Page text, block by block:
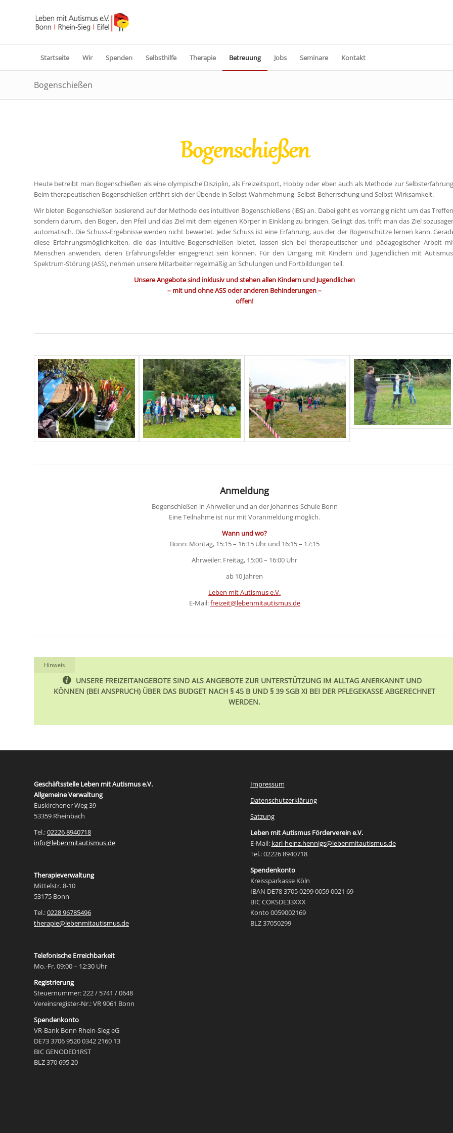
Startseite Wir Spenden Selbsthilfe Therapie Betreuung Jobs Seminare Kontakt
Bogenschießen
Heute betreibt man Bogenschießen als eine olympische Disziplin, als Freizeitsport, Hobby oder eben auch als Methode zur
Beim therapeutischen Bogenschießen erfährt sich der Übende in Selbst-Wahrnehmung, Selbst-Beherrschung und Selbst-Wirksamkeit.
Wir bieten Bogenschießen basierend auf der Methode des intuitiven Bogenschießens (iBS) an. Dabei geht es vorrangig nicht um das
sondern darum, den Bogen, den Pfeil und das Ziel mit dem eigenen Körper in Einklang zu bringen. Gelingt das, trifft man das Ziel
automatisch. Die Schuss-Ergebnisse werden nicht bewertet. Jeder Schuss ist eine Erfahrung, aus der der Bogenschütze lernen kann.
diese Erfahrungsmöglichkeiten, die das intuitive Bogenschießen bietet, lassen sich bei therapeutischer und pädagogischer Arbeit
Menschen anwenden, deren Erfahrungsfelder eingegrenzt sein können. Für den Umgang mit Kindern und Jugendlichen mit
Spektrum-Störung (ASS), nehmen unsere Mitarbeiter regelmäßig an Schulungen und Fortbildungen teil.
Unsere Angebote sind inklusiv und stehen allen Kindern und Jugendlichen
– mit und ohne ASS oder anderen Behinderungen –
offen!
Anmeldung
Bogenschießen in Ahrweiler und an der Johannes-Schule Bonn
Eine Teilnahme ist nur mit Voranmeldung möglich.
Wann und wo?
Bonn: Montag, 15:15 – 16:15 Uhr und 16:15 – 17:15
Ahrweiler: Freitag, 15:00 – 16:00 Uhr
ab 10 Jahren
Leben mit Autismus e.V.
E-Mail:freizeit@lebenmitautismus.de
Hinweis
UNSERE FREIZEITANGEBOTE SIND ALS ANGEBOTE ZUR UNTERSTÜTZUNG IM ALLTAG ANERKANNT UND
KÖNNEN (BEI ANSPRUCH) ÜBER DAS BUDGET NACH § 45 B UND § 39 SGB XI BEI DER PFLEGEKASSE ABGERECHNET
WERDEN.
Geschäftsstelle Leben mit Autismus e.V.
Allgemeine Verwaltung
Euskirchener Weg 39
53359 Rheinbach
Tel.:02226 8940718
info@lebenmitautismus.de
Therapieverwaltung
Mittelstr. 8-10
53175 Bonn
Tel.:0228 96785496
therapie@lebenmitautismus.de
Telefonische Erreichbarkeit
Mo.-Fr. 09:00 – 12:30 Uhr
Registrierung
Steuernummer: 222 / 5741 / 0648
Vereinsregister-Nr.: VR 9061 Bonn
Spendenkonto
VR-Bank Bonn Rhein-Sieg eG
DE73 3706 9520 0342 2160 13
BIC GENODED1RST
BLZ 370 695 20
Impressum
Datenschutzerklärung
Satzung
Leben mit Autismus Förderverein e.V.
E-Mail: karl-heinz.hennigs@lebenmitautismus.de
Tel.: 02226 8940718
Spendenkonto
Kreissparkasse Köln
IBAN DE78 3705 0299 0059 0021 69
BIC COKSDE33XXX
Konto 0059002169
BLZ 37050299